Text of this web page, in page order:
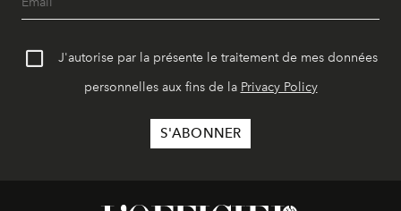
J'autorise par la présente le traitement de mes données
personnelles aux fins de la Privacy Policy